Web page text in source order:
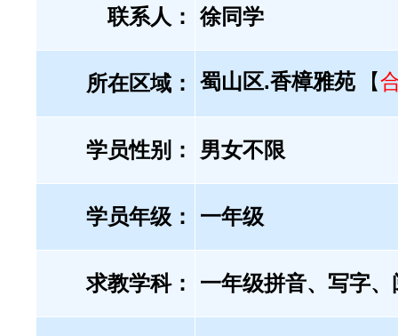
联系人： 徐同学
所在区域： 蜀山区.香樟雅苑 【
学员性别： 男女不限
学员年级： 一年级
求教学科： 一年级拼音、写字